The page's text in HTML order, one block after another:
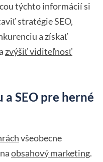
týchto informácií si
stratégie SEO,
a získať
zvýšiť viditeľnosť
SEO pre herné
všeobecne
obsahový marketing.